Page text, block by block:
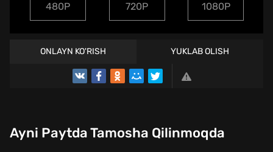
480P 720P 1080P
ONLAYN KO'RISH YUKLAB OLISH
Ayni Paytda Tamosha Qilinmoqda